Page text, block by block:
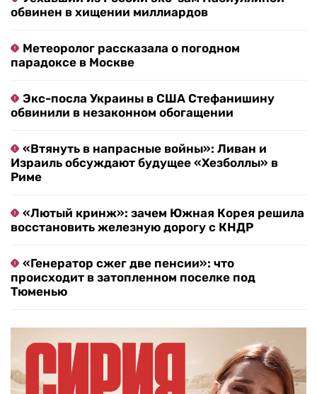
обвинен в хищении миллиардов
Метеоролог рассказала о погодном
парадоксе в Москве
Экс-посла Украины в США Стефанишину
обвинили в незаконном обогащении
«Втянуть в напрасные войны»: Ливан и
Израиль обсуждают будущее «Хезболлы» в
Риме
«Лютый кринж»: зачем Южная Корея решила
восстановить железную дорогу с КНДР
«Генератор сжег две пенсии»: что
происходит в затопленном поселке под
Тюменью